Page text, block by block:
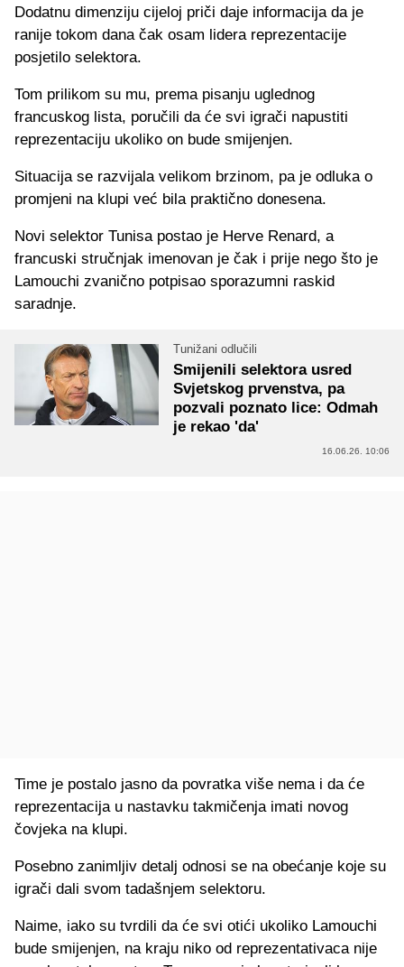
Dodatnu dimenziju cijeloj priči daje informacija da je
ranije tokom dana čak osam lidera reprezentacije
posjetilo selektora.
Tom prilikom su mu, prema pisanju uglednog
francuskog lista, poručili da će svi igrači napustiti
reprezentaciju ukoliko on bude smijenjen.
Situacija se razvijala velikom brzinom, pa je odluka o
promjeni na klupi već bila praktično donesena.
Novi selektor Tunisa postao je Herve Renard, a
francuski stručnjak imenovan je čak i prije nego što je
Lamouchi zvanično potpisao sporazumni raskid
saradnje.
Tunižani odlučili
Smijenili selektora usred
Svjetskog prvenstva, pa
pozvali poznato lice: Odmah
je rekao 'da'
16.06.26. 10:06
Time je postalo jasno da povratka više nema i da će
reprezentacija u nastavku takmičenja imati novog
čovjeka na klupi.
Posebno zanimljiv detalj odnosi se na obećanje koje su
igrači dali svom tadašnjem selektoru.
Naime, iako su tvrdili da će svi otići ukoliko Lamouchi
bude smijenjen, na kraju niko od reprezentativaca nije